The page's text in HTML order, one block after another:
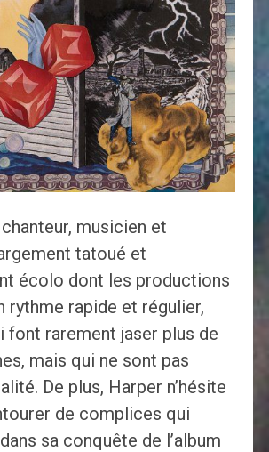
musicien et
tatoué et
écolo dont les productions
rythme rapide et régulier,
font rarement jaser plus de
mais qui ne sont pas
De plus, Harper n’hésite
de complices qui
sa conquête de l’album